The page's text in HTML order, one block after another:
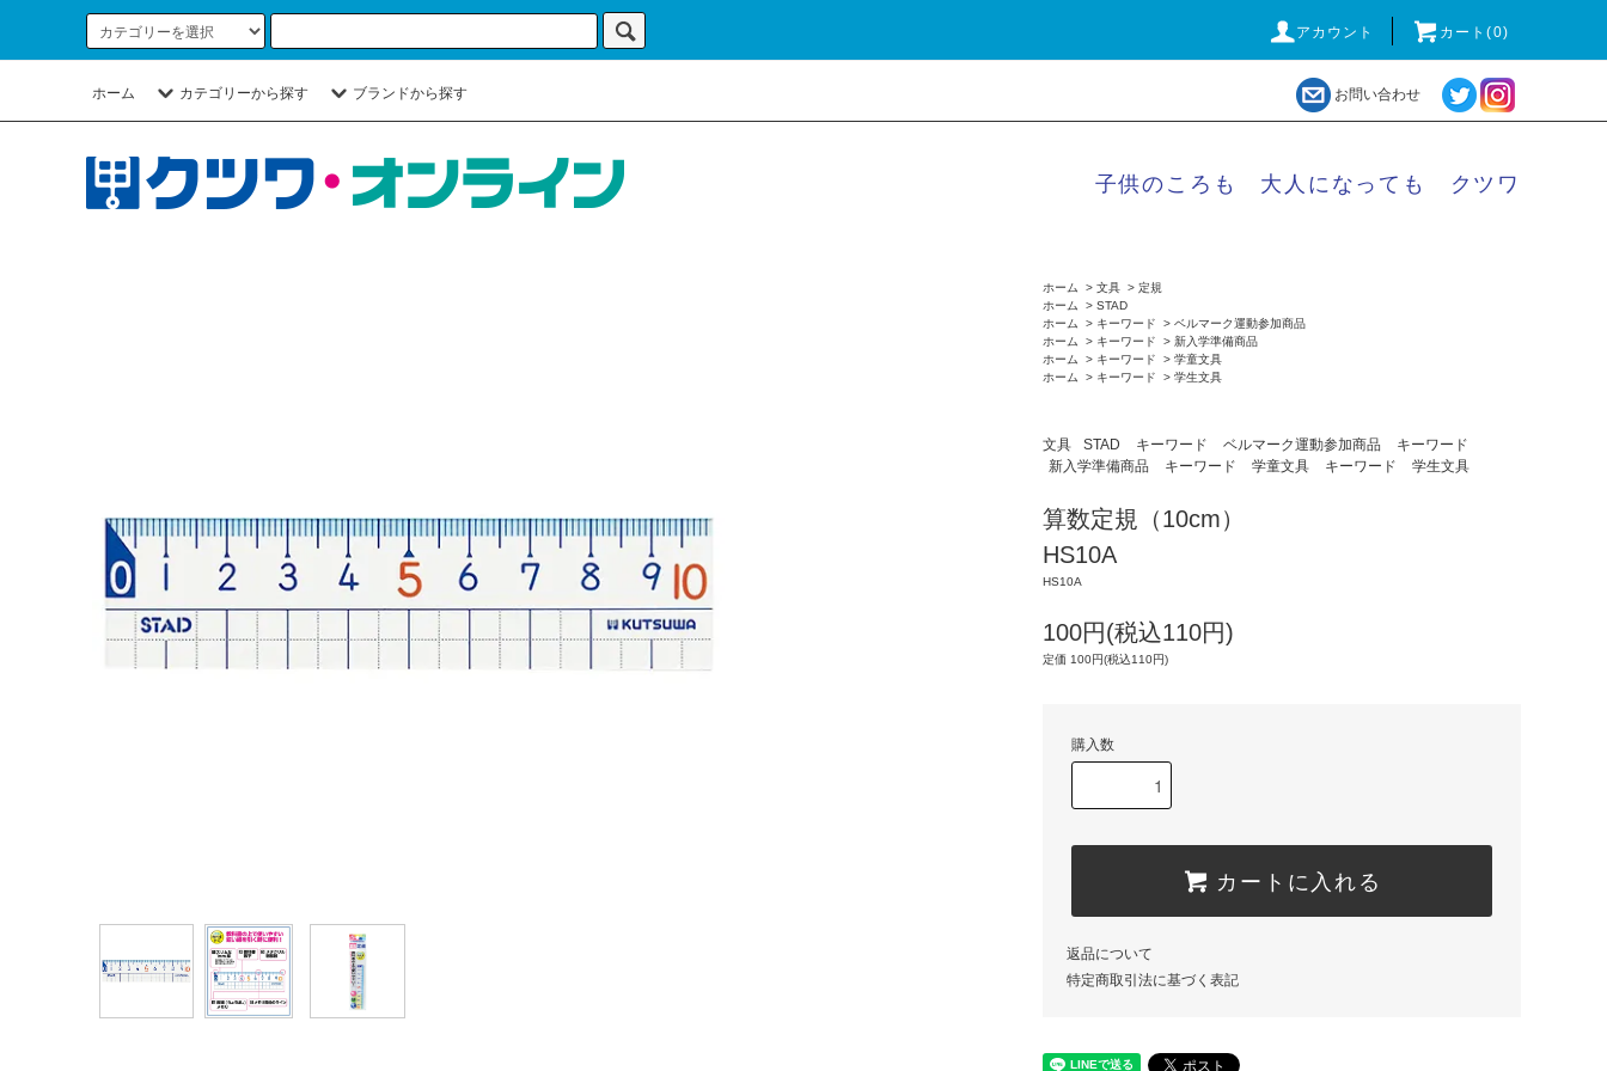
アカウント カート(0)
ホーム カテゴリーから探す ブランドから探す お問い合わせ
子供のころも 大人になっても クツワ
ホーム > 文具 > 定規
ホーム
> STAD
ホーム
> キーワード > ベルマーク運動参加商品
ホーム
> キーワード > 新入学準備商品
ホーム
> キーワード > 学童文具
ホーム
> キーワード > 学生文具
文具 STAD キーワード ベルマーク運動参加商品
キーワード
新入学準備商品
キーワード 学童文具 キーワード 学生文具
算数定規（10cm）
HS10A
HS10A
100円(税込110円)
定価 100円(税込110円)
購入数
カートに入れる
返品について
特定商取引法に基づく表記